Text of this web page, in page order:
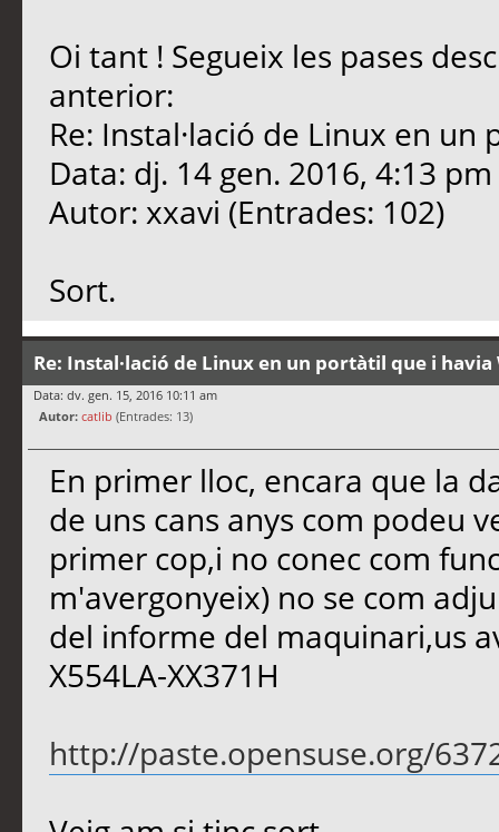
Oi tant ! Segueix les pases
anterior:
Re: Instal·lació de Linux en
Data: dj. 14 gen. 2016, 4:13 pm
Autor: xxavi (Entrades: 102)
Sort.
Re: Instal·lació de Linux en un portàtil que i havia
Data: dv. gen. 15, 2016 10:11 am
Autor: catlib (Entrades: 13)
En primer lloc, encara que la
de uns cans anys com podeu
primer cop,i no conec com
m'avergonyeix) no se com
del informe del maquinari,us
X554LA-XX371H
http://paste.opensuse.org/